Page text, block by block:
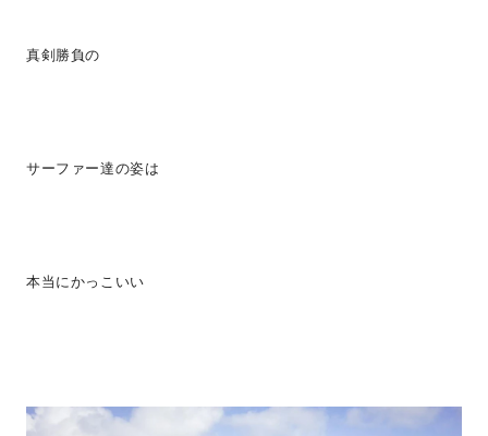
真剣勝負の
サーファー達の姿は
本当にかっこいい